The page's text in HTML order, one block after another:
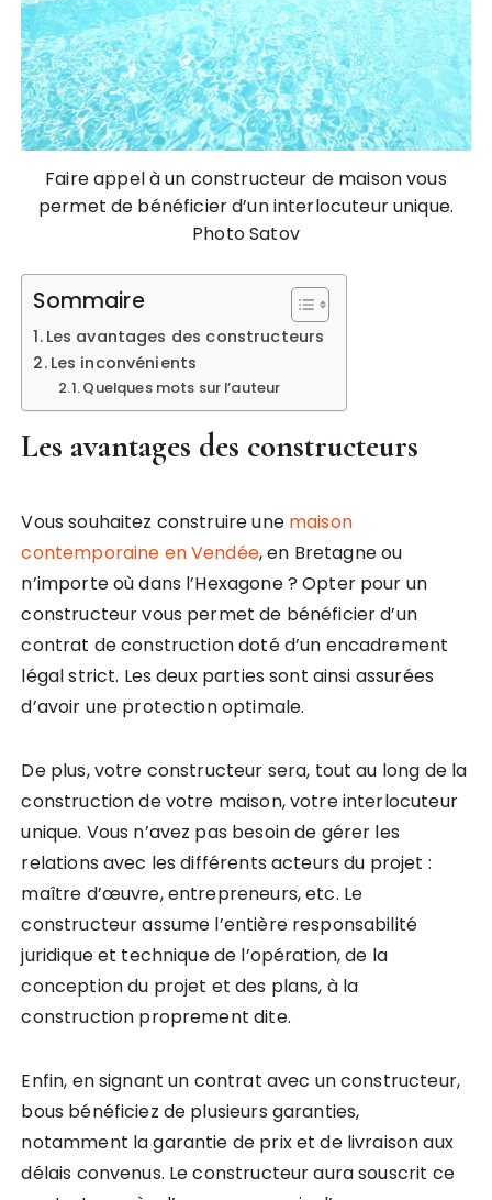
Faire appel à un constructeur de maison vous
permet de bénéficier d’un interlocuteur unique.
Photo Satov
Sommaire
Les avantages des constructeurs
Les inconvénients
Quelques mots sur l’auteur
Les avantages des constructeurs
Vous souhaitez construire une maison
contemporaine en Vendée, en Bretagne ou
n’importe où dans l’Hexagone ? Opter pour un
constructeur vous permet de bénéficier d’un
contrat de construction doté d’un encadrement
légal strict. Les deux parties sont ainsi assurées
d’avoir une protection optimale.
De plus, votre constructeur sera, tout au long de la
construction de votre maison, votre interlocuteur
unique. Vous n’avez pas besoin de gérer les
relations avec les différents acteurs du projet :
maître d’œuvre, entrepreneurs, etc. Le
constructeur assume l’entière responsabilité
juridique et technique de l’opération, de la
conception du projet et des plans, à la
construction proprement dite.
Enfin, en signant un contrat avec un constructeur,
bous bénéficiez de plusieurs garanties,
notamment la garantie de prix et de livraison aux
délais convenus. Le constructeur aura souscrit ce